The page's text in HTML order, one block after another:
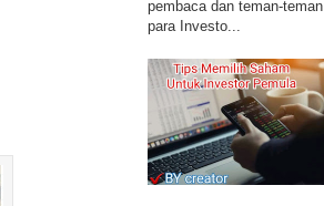
pembaca dan teman-teman
para Investo...